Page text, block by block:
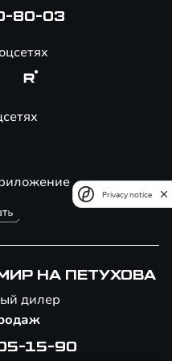
80-03
НА ПЕТУХОВА
дилер
15-90
Privacy notice